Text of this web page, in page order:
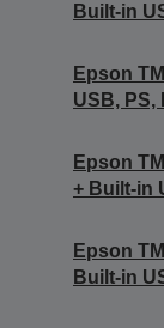
Built-in
Epson
USB, PS,
Epson
+ Built-in
Epson
Built-in